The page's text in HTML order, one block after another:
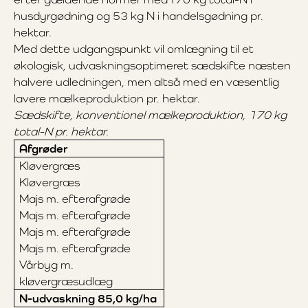
husdyrgødning og 53 kg N i handelsgødning pr.
hektar.
Med dette udgangspunkt vil omlægning til et
økologisk, udvaskningsoptimeret sædskifte næsten
halvere udledningen, men altså med en væsentlig
lavere mælkeproduktion pr. hektar.
Sædskifte, konventionel mælkeproduktion, 170 kg
total-N pr. hektar.
Afgrøder
Kløvergræs
Kløvergræs
Majs m. efterafgrøde
Majs m. efterafgrøde
Majs m. efterafgrøde
Majs m. efterafgrøde
Vårbyg m.
kløvergræsudlæg
N-udvaskning 85,0 kg/ha